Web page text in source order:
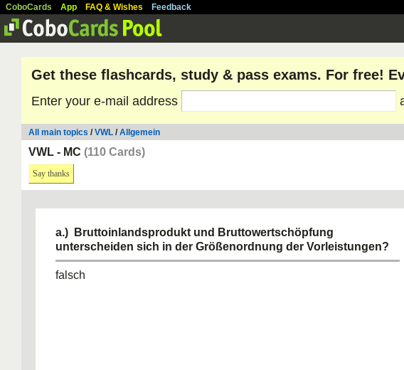
CoboCards App FAQ & Wishes Feedback
Get these flashcards, study & pass exams. For free!
Enter your e-mail address
All main topics /VWL /Allgemein
VWL - MC (110 Cards)
Say thanks
a.) Bruttoinlandsprodukt und Bruttowertschöpfung
unterscheiden sich in der Größenordnung der Vorleistungen?
falsch